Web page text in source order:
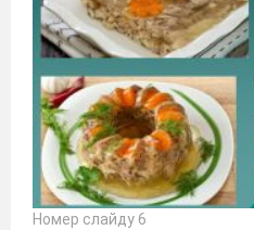
Номер слайду 6